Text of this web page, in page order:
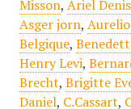
Misson, Ariel Denis
Asger jorn,
Belgique,
Henry Levi,
Brecht, Brigitte
Daniel, C.Cassart,